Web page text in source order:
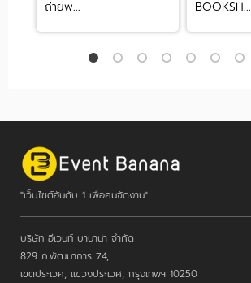
ถ่ายพ...
BOOKSH...
"เว็บไซต์อันดับ 1 เพื่อคนจัดงาน"
บริษัท อีเวนท์ บานาน่า จำกัด
829 ถ.พัฒนาการ 74,
เขตประเวศ, แขวงประเวศ, กรุงเทพฯ 10250